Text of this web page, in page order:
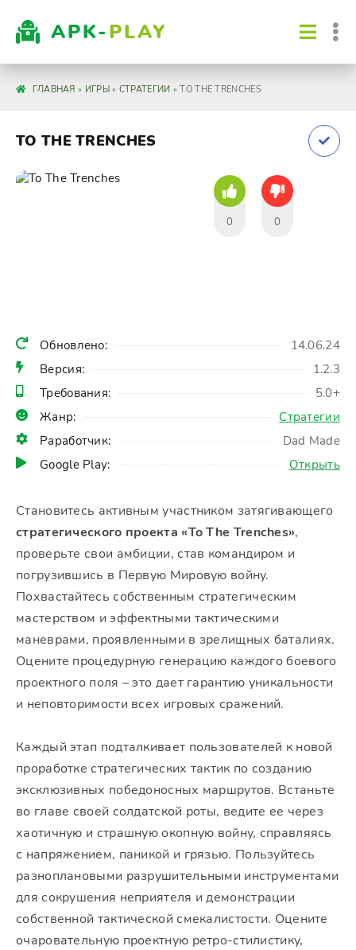
APK-PLAY
ГЛАВНАЯ » ИГРЫ» СТРАТЕГИИ » TO THE TRENCHES
TO THE TRENCHES
Обновлено:
14.06.24
Версия:
1.2.3
Требования:
5.0+
Жанр:
Стратегии
Раработчик:
Dad Made
Google Play:
Открыть
0 0
Становитесь активным участником затягивающего
стратегического проекта «To The Trenches»,
проверьте свои амбиции, став командиром и
погрузившись в Первую Мировую войну.
Похвастайтесь собственным стратегическим
мастерством и эффектными тактическими
маневрами, проявленными в зрелищных баталиях.
Оцените процедурную генерацию каждого боевого
проектного поля – это дает гарантию уникальности
и неповторимости всех игровых сражений.
Каждый этап подталкивает пользователей к новой
проработке стратегических тактик по созданию
эксклюзивных победоносных маршрутов. Встаньте
во главе своей солдатской роты, ведите ее через
хаотичную и страшную окопную войну, справляясь
с напряжением, паникой и грязью. Пользуйтесь
разноплановыми разрушительными инструментами
для сокрушения неприятеля и демонстрации
собственной тактической смекалистости. Оцените
очаровательную проектную ретро-стилистику,